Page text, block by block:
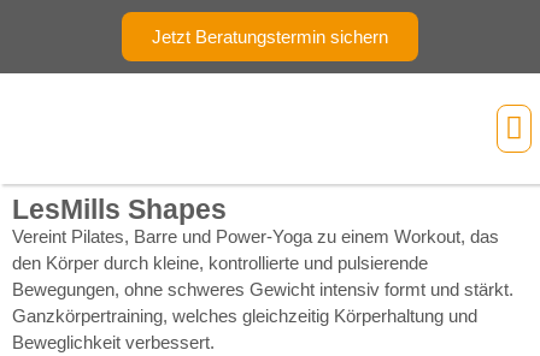
Jetzt Beratungstermin sichern
LesMills Shapes
Vereint Pilates, Barre und Power-Yoga zu einem Workout, das
den Körper durch kleine, kontrollierte und pulsierende
Bewegungen, ohne schweres Gewicht intensiv formt und stärkt.
Ganzkörpertraining, welches gleichzeitig Körperhaltung und
Beweglichkeit verbessert.